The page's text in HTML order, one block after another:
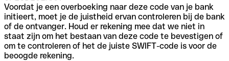
Voordat je een overboeking naar deze code van je bank
initieert, moet je de juistheid ervan controleren bij de bank
of de ontvanger. Houd er rekening mee dat we niet in
staat zijn om het bestaan van deze code te bevestigen of
om te controleren of het de juiste SWIFT-code is voor de
beoogde rekening.